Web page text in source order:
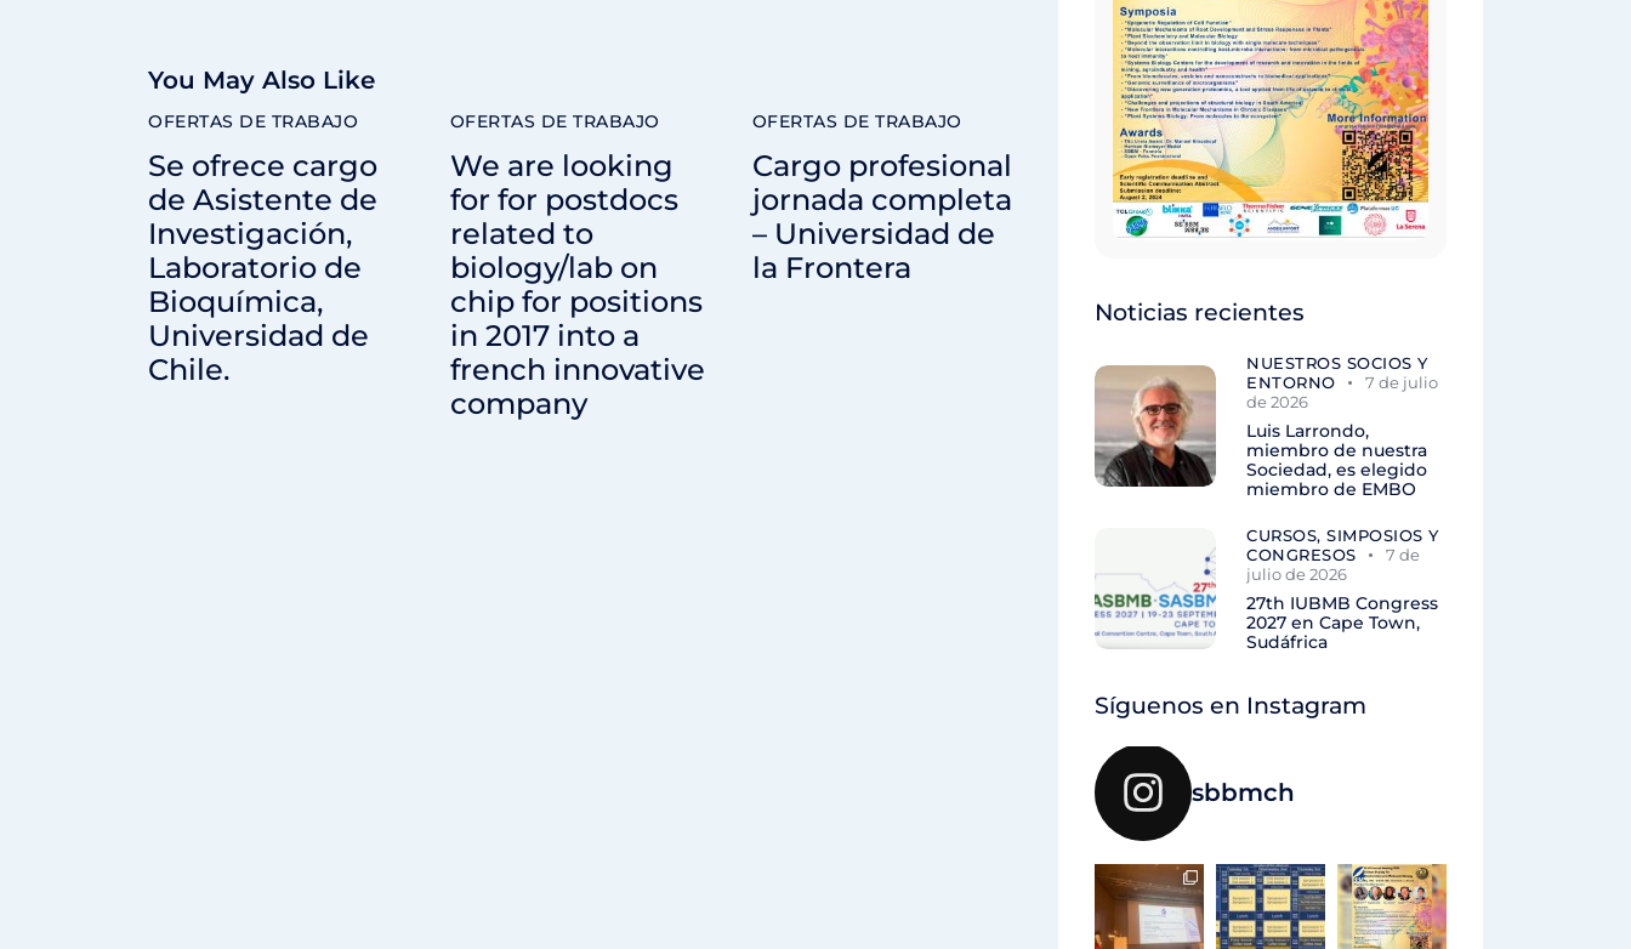
You May Also Like
OFERTAS DE TRABAJO
Se ofrece cargo
de Asistente de
Investigación,
Laboratorio de
Bioquímica,
Universidad de
Chile.
OFERTAS DE TRABAJO
We are looking
for for postdocs
related to
biology/lab on
chip for positions
in 2017 into a
french innovative
company
OFERTAS DE TRABAJO
Cargo profesional
jornada completa
– Universidad de
la Frontera
Noticias recientes
NUESTROS SOCIOS Y
ENTORNO
7 de julio
de 2026
Luis Larrondo,
miembro de nuestra
Sociedad, es elegido
miembro de EMBO
CURSOS, SIMPOSIOS Y
CONGRESOS
7 de
julio de 2026
27th IUBMB Congress
2027 en Cape Town,
Sudáfrica
Síguenos en Instagram
sbbmch